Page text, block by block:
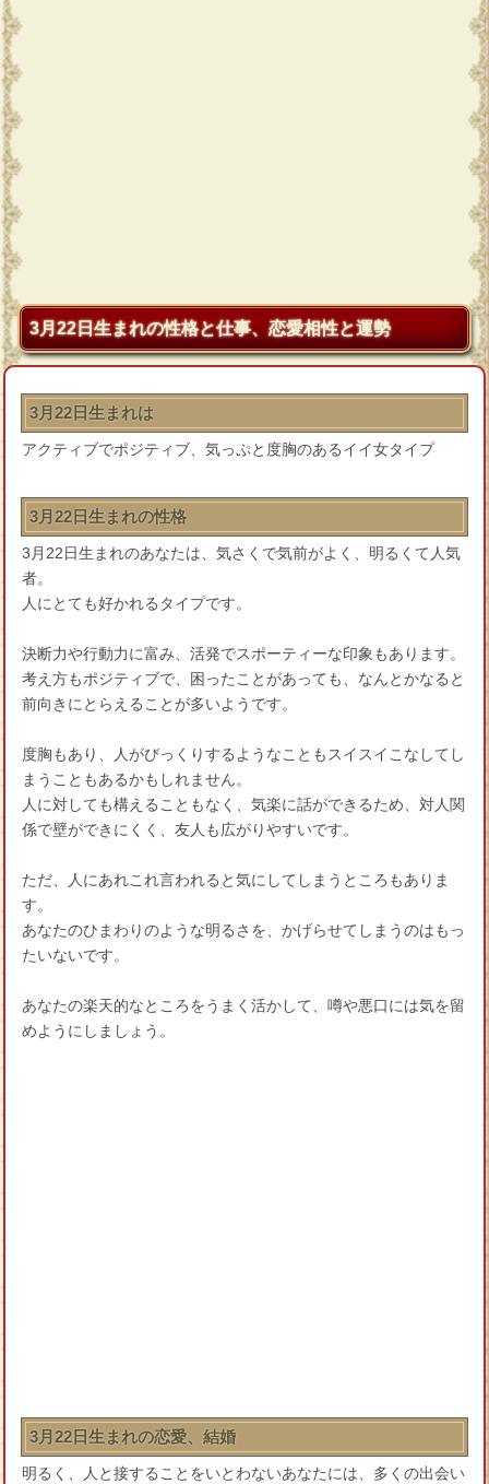
3月22日生まれの性格と仕事、恋愛相性と運勢
3月22日生まれは
アクティブでポジティブ、気っぷと度胸のあるイイ女タイプ
3月22日生まれの性格
3月22日生まれのあなたは、気さくで気前がよく、明るくて人気
者。
人にとても好かれるタイプです。
決断力や行動力に富み、活発でスポーティーな印象もあります。
考え方もポジティブで、困ったことがあっても、なんとかなると
前向きにとらえることが多いようです。
度胸もあり、人がびっくりするようなこともスイスイこなしてし
まうこともあるかもしれません。
人に対しても構えることもなく、気楽に話ができるため、対人関
係で壁ができにくく、友人も広がりやすいです。
ただ、人にあれこれ言われると気にしてしまうところもありま
す。
あなたのひまわりのような明るさを、かげらせてしまうのはもっ
たいないです。
あなたの楽天的なところをうまく活かして、噂や悪口には気を留
めようにしましょう。
3月22日生まれの恋愛、結婚
明るく、人と接することをいとわないあなたには、多くの出会い